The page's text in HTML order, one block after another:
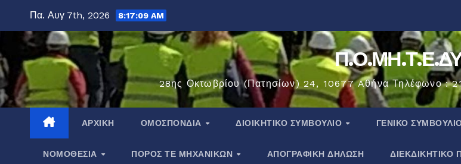
περιεχόμενο
Πα. Αυγ 7th, 2026 8:17:10 AM
28ης Οκτωβρίου (Πατησίων) 24, 10677 Aθήνα Τηλέφωνο :
ΑΡΧΙΚΉ ΟΜΟΣΠΟΝΔΊΑ ΔΙΟΙΚΗΤΙΚΟ ΣΥΜΒΟΥΛΙΟ ΓΕΝΙΚΟ
ΝΟΜΟΘΕΣΊΑ ΠΌΡΟΣ ΤΕ ΜΗΧΑΝΙΚΏΝ ΑΠΟΓΡΑΦΙΚΗ ΔΗΛΩΣΗ ΔΙΕΚΔΙΚΗΤΙΚΟ